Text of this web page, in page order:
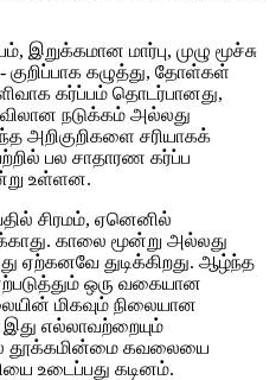
இறுக்கமான மார்பு, முழு மூச்சு
குறிப்பாக கழுத்து, தோள்கள்
கர்ப்பம் தொடர்பானது,
நடுக்கம் அல்லது
அறிகுறிகளை சரியாகக்
பல சாதாரண கர்ப்ப
உள்ளன.
சிரமம், ஏனெனில்
காலை மூன்று அல்லது
ஏற்கனவே துடிக்கிறது. ஆழ்ந்த
ஒரு வகையான
மிகவும் நிலையான
எல்லாவற்றையும்
தூக்கமின்மை கவலையை
உடைப்பது கடினம்.